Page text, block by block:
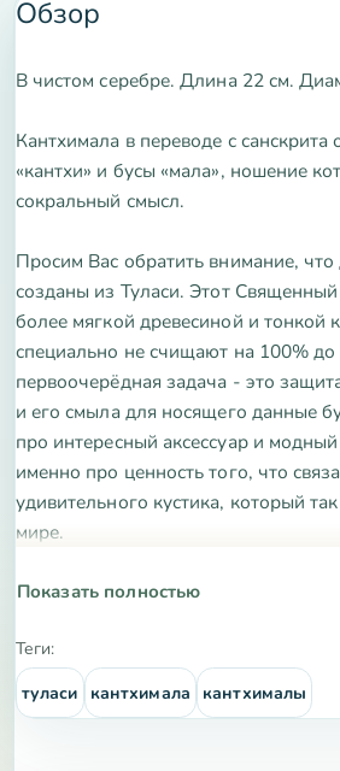
Обзор
В чистом серебре. Длина 22 см.
Кантхимала в переводе с
«кантхи» и бусы «мала», ношение
сокральный смысл.
Просим Вас обратить внимание,
созданы из Туласи. Этот
более мягкой древесиной и тонкой
специально не счищают на 100%
первоочерёдная задача - это
и его смыла для носящего данные
про интересный аксессуар и
именно про ценность того, что
удивительного кустика, который
мире.
Удобная застёжка поможет Вам
Туласи, или Базилик Священный,
самых уважаемых и оберегаемых
Показать полностью
Теги:
туласи
кантхимала кантхималы